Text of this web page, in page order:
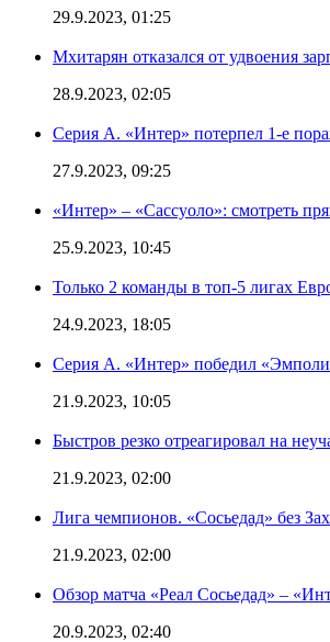
29.9.2023, 01:25
Мхитарян отказался от удвоения
28.9.2023, 02:05
Серия А. «Интер» потерпел 1-е
27.9.2023, 09:25
«Интер» – «Сассуоло»: смотреть
25.9.2023, 10:45
Только 2 команды в топ-5 лигах
24.9.2023, 18:05
Серия А. «Интер» победил
21.9.2023, 10:05
Быстров резко отреагировал на
21.9.2023, 02:00
Лига чемпионов. «Сосьедад» без
21.9.2023, 02:00
Обзор матча «Реал Сосьедад» –
20.9.2023, 02:40